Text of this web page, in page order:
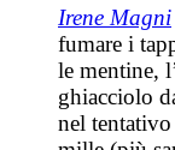
Irene Magni
fumare i
le mentine,
ghiacciolo
nel